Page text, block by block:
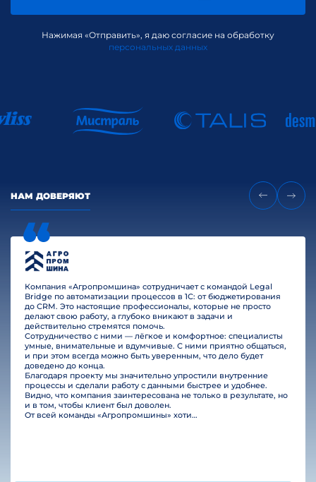
Нажимая «Отправить», я даю согласие на обработку
персональных данных
НАМ ДОВЕРЯЮТ
Компания «Агропромшина» сотрудничает с командой Legal
Bridge по автоматизации процессов в 1С: от бюджетирования
до CRM. Это настоящие профессионалы, которые не просто
делают свою работу, а глубоко вникают в задачи и
действительно стремятся помочь.
Сотрудничество с ними — лёгкое и комфортное: специалисты
умные, внимательные и вдумчивые. С ними приятно общаться,
и при этом всегда можно быть уверенным, что дело будет
доведено до конца.
Благодаря проекту мы значительно упростили внутренние
процессы и сделали работу с данными быстрее и удобнее.
Видно, что компания заинтересована не только в результате, но
и в том, чтобы клиент был доволен.
От всей команды «Агропромшины» хотим поблагодарить специалистов Legal Bridge за отличную работу и человеческое отношение.…